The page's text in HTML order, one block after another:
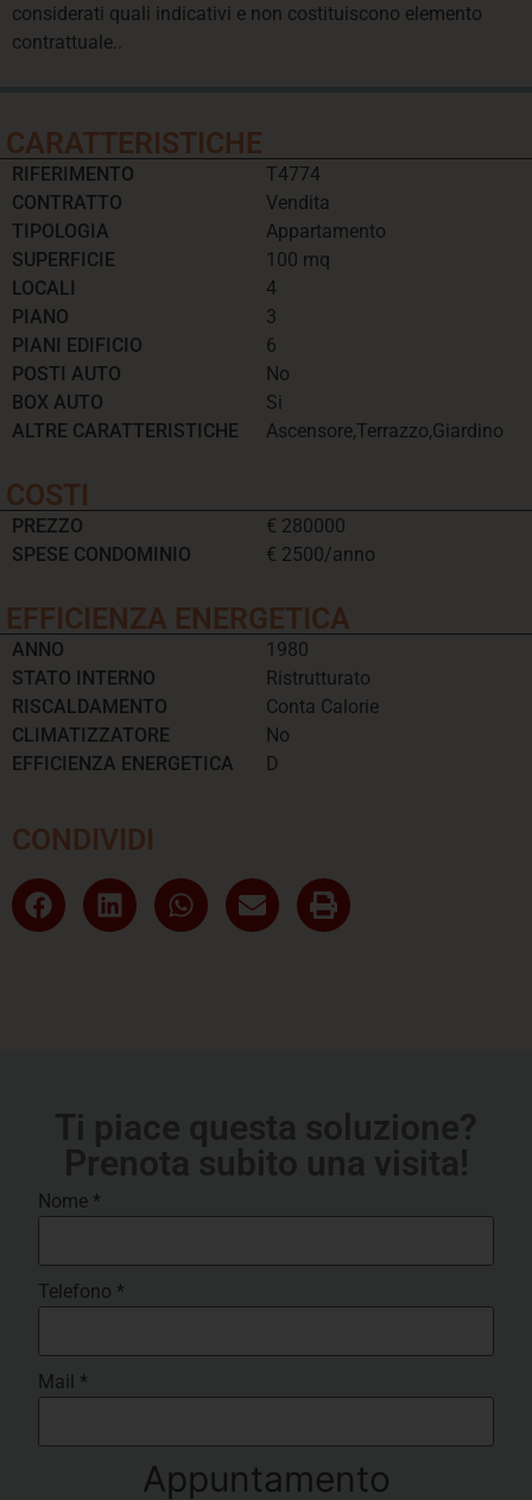
considerati quali indicativi e non costituiscono elemento
contrattuale..
CARATTERISTICHE
RIFERIMENTO
CONTRATTO
TIPOLOGIA
SUPERFICIE
LOCALI
PIANO
PIANI EDIFICIO
POSTI AUTO
BOX AUTO
ALTRE CARATTERISTICHE
T4774
Vendita
Appartamento
100 mq
4
3
6
No
Si
Ascensore,Terrazzo,Giardino
COSTI
PREZZO
SPESE CONDOMINIO
€ 280000
€ 2500/anno
EFFICIENZA ENERGETICA
ANNO
STATO INTERNO
RISCALDAMENTO
CLIMATIZZATORE
EFFICIENZA ENERGETICA
1980
Ristrutturato
Conta Calorie
No
D
CONDIVIDI
Ti piace questa soluzione?
Prenota subito una visita!
Nome *
Telefono *
Mail *
Appuntamento